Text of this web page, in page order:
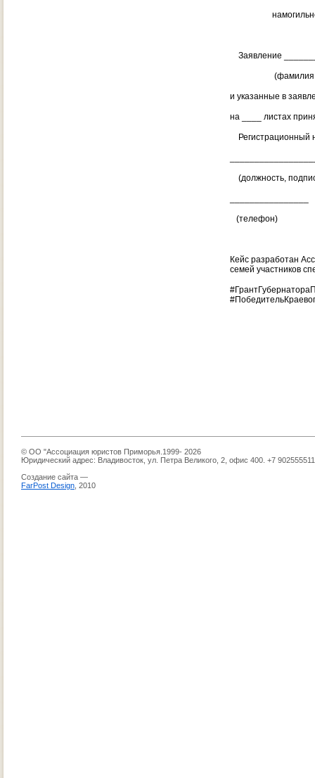
намогильного
Заявление
(фамилия, имя,
и указанные в
на ____ листах
Регистрационный
(должность,
(телефон)
Кейс разработан
семей участников
© ОО "Ассоциация юристов Приморья.1999- 2026
Юридический адрес: Владивосток, ул. Петра Великого, 2, офис 400. +7
Создание сайта —
FarPost Design , 2010